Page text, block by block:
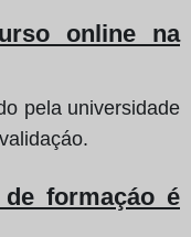
online na
pela universidade
formaçáo é